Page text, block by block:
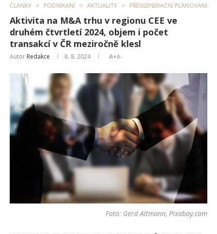
ČLÁNKY PODNIKÁNÍ AKTUALITY PŘESGENERAČNÍ PLÁNOVÁNÍ
Aktivita na M&A trhu v regionu CEE ve
druhém čtvrtletí 2024, objem i počet
transakcí v ČR meziročně klesl
Autor Redakce 8. 8. 2024 A+A-
Foto: Gerd Altmann, Pixabay.com